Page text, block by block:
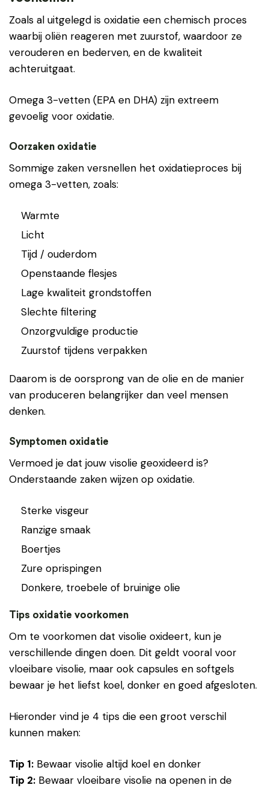
Zoals al uitgelegd is oxidatie een chemisch proces
waarbij oliën reageren met zuurstof, waardoor ze
verouderen en bederven, en de kwaliteit
achteruitgaat.
Omega 3-vetten (EPA en DHA) zijn extreem
gevoelig voor oxidatie.
Oorzaken oxidatie
Sommige zaken versnellen het oxidatieproces bij
omega 3-vetten, zoals:
Warmte
Licht
Tijd / ouderdom
Openstaande flesjes
Lage kwaliteit grondstoffen
Slechte filtering
Onzorgvuldige productie
Zuurstof tijdens verpakken
Daarom is de oorsprong van de olie en de manier
van produceren belangrijker dan veel mensen
denken.
Symptomen oxidatie
Vermoed je dat jouw visolie geoxideerd is?
Onderstaande zaken wijzen op oxidatie.
Sterke visgeur
Ranzige smaak
Boertjes
Zure oprispingen
Donkere, troebele of bruinige olie
Tips oxidatie voorkomen
Om te voorkomen dat visolie oxideert, kun je
verschillende dingen doen. Dit geldt vooral voor
vloeibare visolie, maar ook capsules en softgels
bewaar je het liefst koel, donker en goed afgesloten.
Hieronder vind je 4 tips die een groot verschil
kunnen maken:
Tip 1: Bewaar visolie altijd koel en donker
Tip 2: Bewaar vloeibare visolie na openen in de